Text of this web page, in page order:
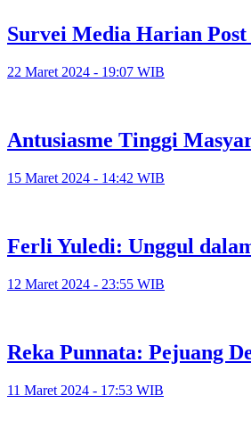
Survei Media Harian
22 Maret 2024 - 19:07 WIB
Antusiasme Tinggi
15 Maret 2024 - 14:42 WIB
Ferli Yuledi: Unggul
12 Maret 2024 - 23:55 WIB
Reka Punnata: Pejuang
11 Maret 2024 - 17:53 WIB